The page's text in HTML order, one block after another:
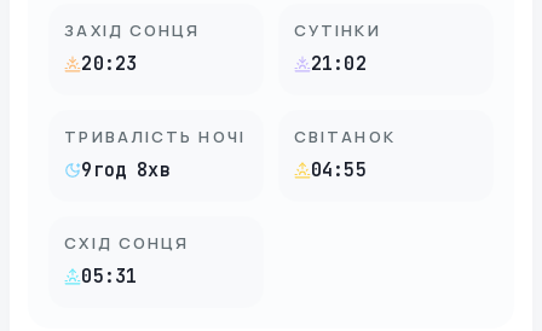
ЗАХІД СОНЦЯ
20:23
СУТІНКИ
21:02
ТРИВАЛІСТЬ НОЧІ
9год 8хв
СВІТАНОК
04:55
СХІД СОНЦЯ
05:31